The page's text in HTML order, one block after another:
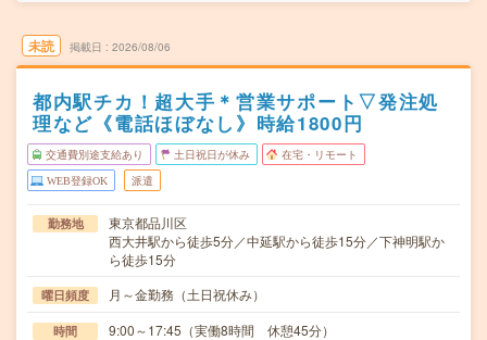
未読 掲載日 2026/08/06
都内駅チカ！超大手＊営業サポート▽発注処
理など《電話ほぼなし》時給1800円
交通費別途支給あり 土日祝日が休み 在宅・リモート
WEB登録OK 派遣
勤務地
東京都品川区
西大井駅から徒歩5分／中延駅から徒歩15分／下神明駅か
ら徒歩15分
曜日頻度 月～金勤務（土日祝休み）
時間 9:00～17:45（実働8時間 休憩45分）